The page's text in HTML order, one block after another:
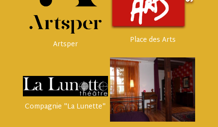
Artsper Place des Arts
Compagnie "La Lunette"